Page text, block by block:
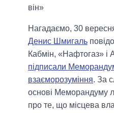
він»
Нагадаємо, 30
Денис Шмигаль
Кабмін, «Нафтогаз» і
підписали
взаєморозуміння. За
основі Меморандуму
про те, що місцева